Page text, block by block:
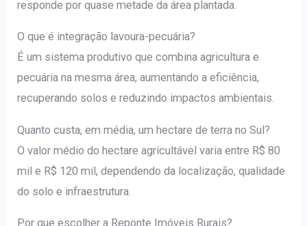
responde por quase metade da área plantada.
O que é integração lavoura-pecuária?
É um sistema produtivo que combina agricultura e
pecuária na mesma área, aumentando a eficiência,
recuperando solos e reduzindo impactos ambientais.
Quanto custa, em média, um hectare de terra no Sul?
O valor médio do hectare agricultável varia entre R$ 80
mil e R$ 120 mil, dependendo da localização, qualidade
do solo e infraestrutura.
Por que escolher a Reponte Imóveis Rurais?